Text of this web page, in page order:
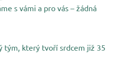
s vámi a pro vás – žádná
tým, který tvoří srdcem již 35